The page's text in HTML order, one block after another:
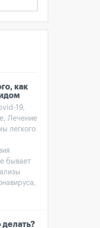
как
19,
Лечение
легкого
бывает
делать?